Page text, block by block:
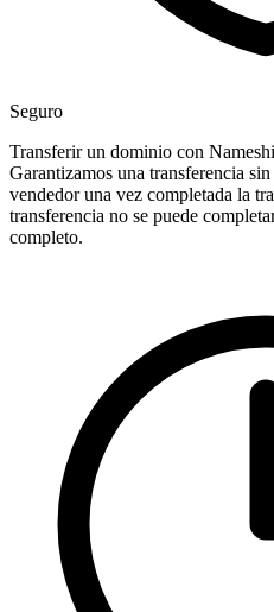
Seguro
Transferir un dominio con
Garantizamos una transferencia
vendedor una vez completada la
transferencia no se puede
completo.